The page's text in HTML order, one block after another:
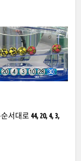
서대로 44, 20, 4, 3,